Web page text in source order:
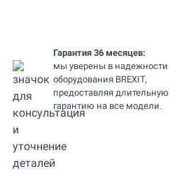
Гарантия 36 месяцев:
мы уверены в надежности
оборудования BREXIT,
предоставляя длительную
гарантию на все модели.